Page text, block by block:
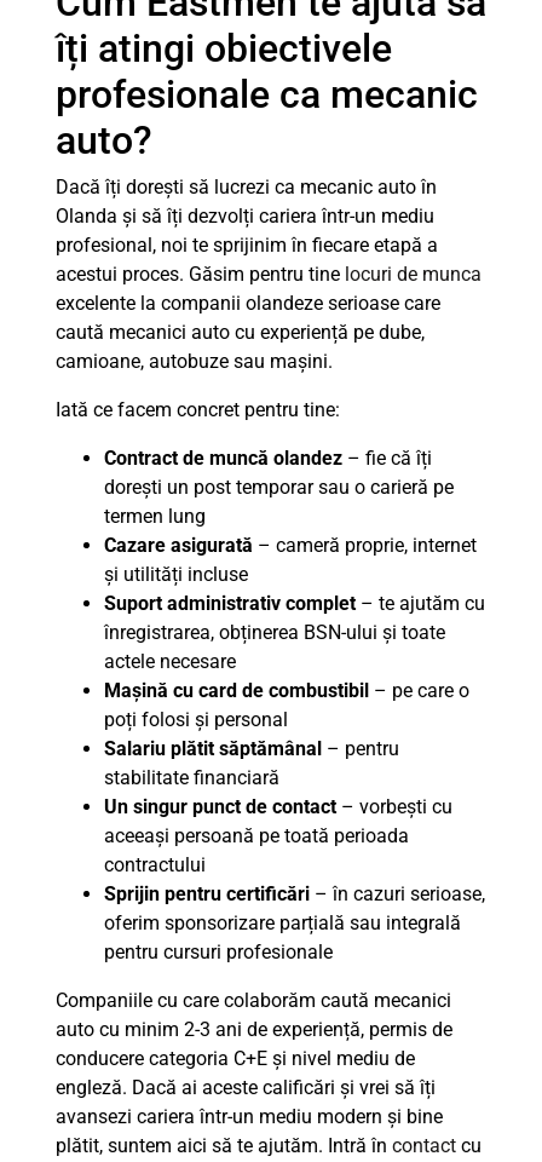
îți atingi obiectivele
profesionale ca mecanic
auto?
Dacă îți dorești să lucrezi ca mecanic auto în
Olanda și să îți dezvolți cariera într-un mediu
profesional, noi te sprijinim în fiecare etapă a
acestui proces. Găsim pentru tine locuri de munca
excelente la companii olandeze serioase care
caută mecanici auto cu experiență pe dube,
camioane, autobuze sau mașini.
Iată ce facem concret pentru tine:
Contract de muncă olandez – fie că îți
dorești un post temporar sau o carieră pe
termen lung
Cazare asigurată – cameră proprie, internet
și utilități incluse
Suport administrativ complet – te ajutăm cu
înregistrarea, obținerea BSN-ului și toate
actele necesare
Mașină cu card de combustibil – pe care o
poți folosi și personal
Salariu plătit săptămânal – pentru
stabilitate financiară
Un singur punct de contact – vorbești cu
aceeași persoană pe toată perioada
contractului
Sprijin pentru certificări – în cazuri serioase,
oferim sponsorizare parțială sau integrală
pentru cursuri profesionale
Companiile cu care colaborăm caută mecanici
auto cu minim 2-3 ani de experiență, permis de
conducere categoria C+E și nivel mediu de
engleză. Dacă ai aceste calificări și vrei să îți
avansezi cariera într-un mediu modern și bine
plătit, suntem aici să te ajutăm. Intră în contact cu